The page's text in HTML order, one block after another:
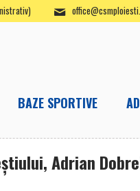
BAZE SPORTIVE
Adrian